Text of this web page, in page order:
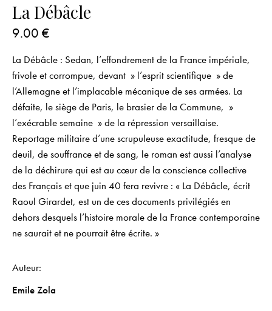
La Débâcle
9.00 €
La Débâcle : Sedan, l’effondrement de la France impériale,
frivole et corrompue, devant » l’esprit scientifique » de
l’Allemagne et l’implacable mécanique de ses armées. La
défaite, le siège de Paris, le brasier de la Commune, »
l’exécrable semaine » de la répression versaillaise.
Reportage militaire d’une scrupuleuse exactitude, fresque de
deuil, de souffrance et de sang, le roman est aussi l’analyse
de la déchirure qui est au cœur de la conscience collective
des Français et que juin 40 fera revivre : « La Débâcle, écrit
Raoul Girardet, est un de ces documents privilégiés en
dehors desquels l’histoire morale de la France contemporaine
ne saurait et ne pourrait être écrite. »
Auteur
Emile Zola